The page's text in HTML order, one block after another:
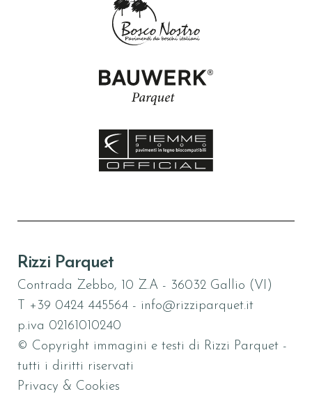
Rizzi Parquet
Contrada Zebbo, 10 Z.A - 36032 Gallio (VI)
+39 0424 445564 - info@rizziparquet.it
p.iva 02161010240
© Copyright immagini e testi di Rizzi Parquet -
tutti i diritti riservati
Privacy & Cookies